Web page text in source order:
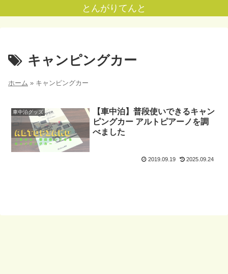
とんがりてんと
キャンピングカー
ホーム » キャンピングカー
車中泊グッズ
【車中泊】普段使いできるキャン
ピングカー アルトピアーノを調
べました
2019.09.19 2025.09.24